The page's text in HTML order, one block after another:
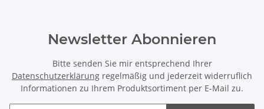
Newsletter Abonnieren
Bitte senden Sie mir entsprechend Ihrer
Datenschutzerklärung regelmäßig und jederzeit widerruflich
Informationen zu Ihrem Produktsortiment per E-Mail zu.